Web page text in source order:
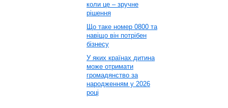
коли це – зручне
рішення
Що таке номер 0800 та
навіщо він потрібен
бізнесу
У яких країнах дитина
може отримати
громадянство за
народженням у 2026
році